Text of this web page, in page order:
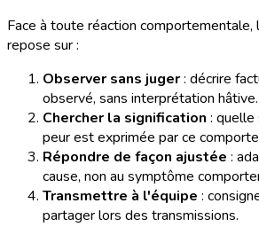
Face à toute réaction
repose sur :
Observer sans juger: décrire
observé, sans interprétation hâtive.
Chercher la signification : quelle
peur est exprimée par ce
Répondre de façon ajustée :
cause, non au symptôme
Transmettre à l'équipe :
partager lors des transmissions.